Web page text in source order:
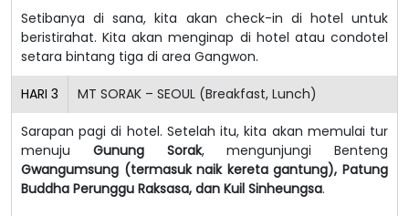
Setibanya di sana, kita akan check-in di hotel untuk
beristirahat. Kita akan menginap di hotel atau condotel
setara bintang tiga di area Gangwon.
HARI 3 MT SORAK – SEOUL (Breakfast, Lunch)
Sarapan pagi di hotel. Setelah itu, kita akan memulai tur
menuju Gunung Sorak, mengunjungi Benteng
Gwangumsung (termasuk naik kereta gantung), Patung
Buddha Perunggu Raksasa, dan Kuil Sinheungsa.